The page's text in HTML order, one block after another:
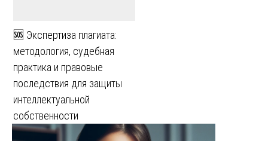
🆘 Экспертиза плагиата:
методология, судебная
практика и правовые
последствия для защиты
интеллектуальной
собственности